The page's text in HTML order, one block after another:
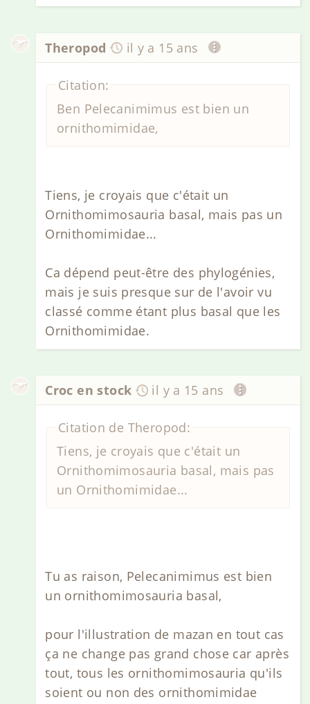
Theropod il y a 15 ans
Citation:
Ben Pelecanimimus est bien un
ornithomimidae,
Tiens, je croyais que c'était un
Ornithomimosauria basal, mais pas un
Ornithomimidae...
Ca dépend peut-être des phylogénies,
mais je suis presque sur de l'avoir vu
classé comme étant plus basal que les
Ornithomimidae.
Croc en stock il y a 15 ans
Citation de Theropod:
Tiens, je croyais que c'était un
Ornithomimosauria basal, mais pas
un Ornithomimidae...
Tu as raison, Pelecanimimus est bien
un ornithomimosauria basal,
pour l'illustration de mazan en tout cas
ça ne change pas grand chose car après
tout, tous les ornithomimosauria qu'ils
soient ou non des ornithomimidae